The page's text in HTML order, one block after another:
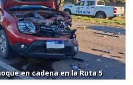
en cadena en la Ruta 5